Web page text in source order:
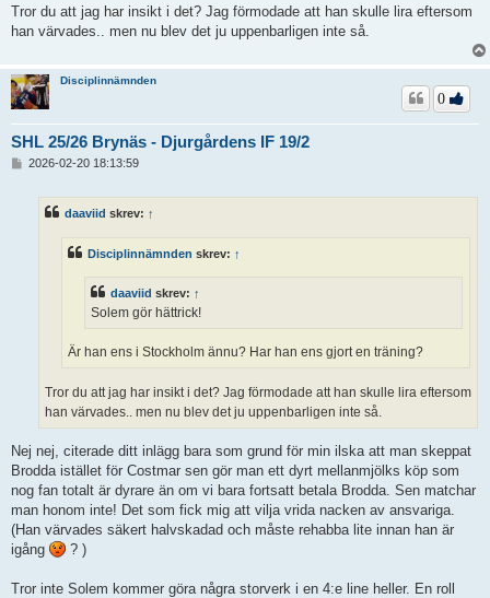
Tror du att jag har insikt i det? Jag förmodade att han skulle lira eftersom
han värvades.. men nu blev det ju uppenbarligen inte så.
Disciplinnämnden
SHL 25/26 Brynäs - Djurgårdens IF 19/2
0
2026-02-20 18:13:59
daaviid skrev: ↑
Disciplinnämnden skrev: ↑
daaviid skrev: ↑
Solem gör hättrick!
Är han ens i Stockholm ännu? Har han ens gjort en träning?
Tror du att jag har insikt i det? Jag förmodade att han skulle lira eftersom
han värvades.. men nu blev det ju uppenbarligen inte så.
Nej nej, citerade ditt inlägg bara som grund för min ilska att man skeppat
Brodda istället för Costmar sen gör man ett dyrt mellanmjölks köp som
nog fan totalt är dyrare än om vi bara fortsatt betala Brodda. Sen matchar
man honom inte! Det som fick mig att vilja vrida nacken av ansvariga.
(Han värvades säkert halvskadad och måste rehabba lite innan han är
igång
? )
Tror inte Solem kommer göra några storverk i en 4:e line heller. En roll